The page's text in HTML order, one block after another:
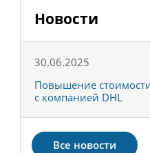
Новости
30.06.2025
Повышение
с компанией DHL
Все новости